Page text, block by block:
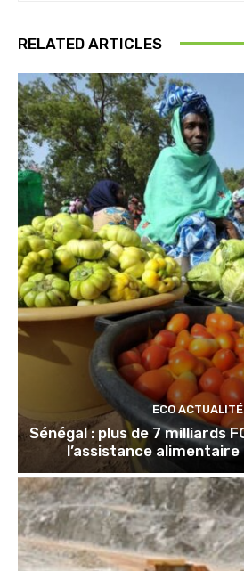
RELATED ARTICLES
ECO ACTUALITÉ
Sénégal : plus de 7 milliards
l’assistance